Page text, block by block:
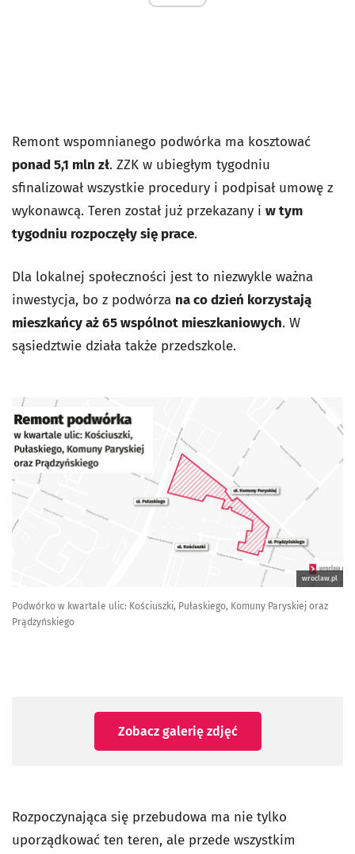
Remont wspomnianego podwórka ma kosztować
ponad 5,1 mln zł. ZZK w ubiegłym tygodniu
sfinalizował wszystkie procedury i podpisał umowę z
wykonawcą. Teren został już przekazany i w tym
tygodniu rozpoczęły się prace.
Dla lokalnej społeczności jest to niezwykle ważna
inwestycja, bo z podwórza na co dzień korzystają
mieszkańcy aż 65 wspólnot mieszkaniowych. W
sąsiedztwie działa także przedszkole.
wroclaw.pl
Podwórko w kwartale ulic: Kościuszki, Pułaskiego, Komuny Paryskiej oraz
Prądzyńskiego
Zobacz galerię zdjęć
Rozpoczynająca się przebudowa ma nie tylko
uporządkować ten teren, ale przede wszystkim